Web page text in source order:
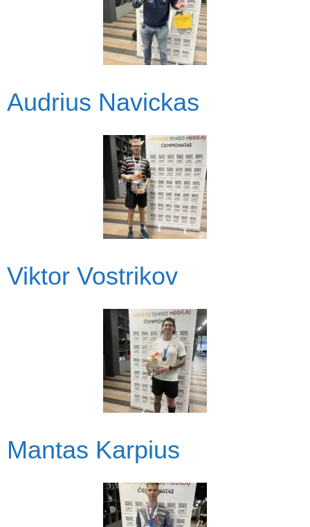
Audrius Navickas
Viktor Vostrikov
Mantas Karpius